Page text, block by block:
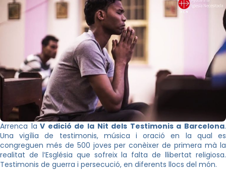
Arrenca la V edició de la Nit dels Testimonis a Barcelona.
Una vigília de testimonis, música i oració en la qual es
congreguen més de 500 joves per conèixer de primera mà la
realitat de l’Església que sofreix la falta de llibertat religiosa.
Testimonis de guerra i persecució, en diferents llocs del món.